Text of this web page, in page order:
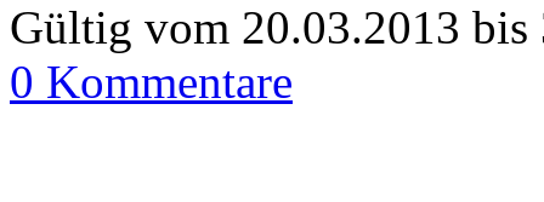
Gültig vom 20.03.2013 bis
0 Kommentare